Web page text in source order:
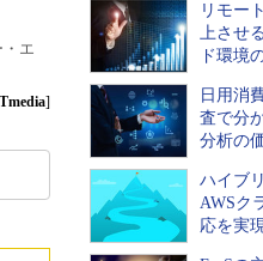
Database Expert
Linux ＆ OSS
Master of IP Network
Security & Trust
ブログ
エ
]
リモー
上させ
ド環境
日用消
査で分
分析の
ハイブ
AWSク
応を実